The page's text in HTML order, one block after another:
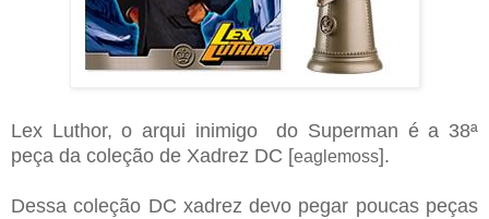
Lex Luthor, o arqui inimigo do Superman é a 38ª
peça da coleção de Xadrez DC [eaglemoss].
Dessa coleção DC xadrez devo pegar poucas peças